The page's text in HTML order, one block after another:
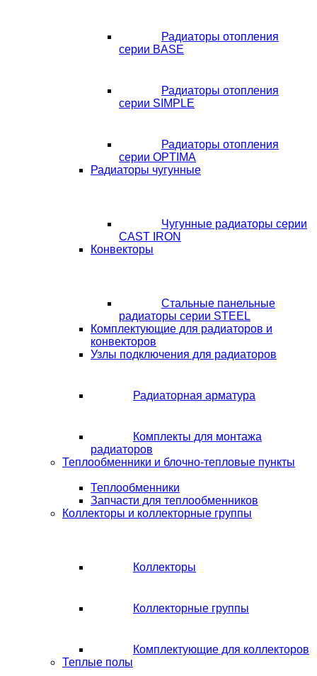
Радиаторы отопления
серии BASE
Радиаторы отопления
серии SIMPLE
Радиаторы отопления
серии OPTIMA
Радиаторы чугунные
Чугунные радиаторы серии
CAST IRON
Конвекторы
Стальные панельные
радиаторы серии STEEL
Комплектующие для радиаторов и
конвекторов
Узлы подключения для радиаторов
Радиаторная арматура
Комплекты для монтажа
радиаторов
Теплообменники и блочно-тепловые пункты
Теплообменники
Запчасти для теплообменников
Коллекторы и коллекторные группы
Коллекторы
Коллекторные группы
Комплектующие для коллекторов
Теплые полы